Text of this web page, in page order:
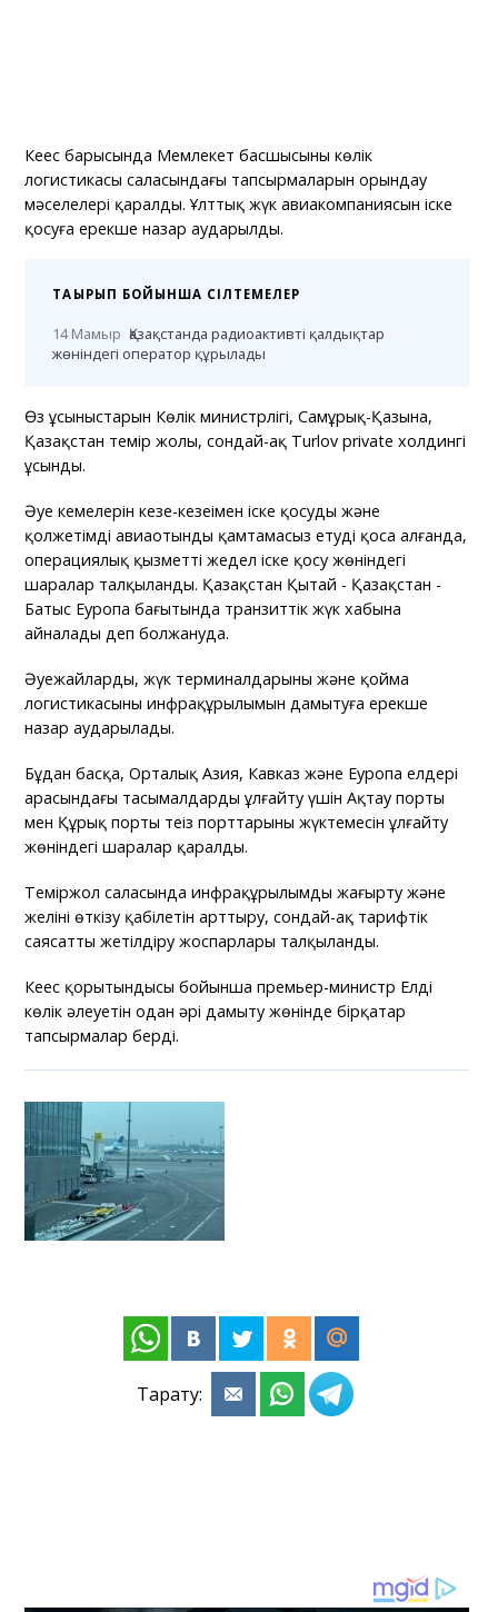
Кеңес барысында Мемлекет басшысының көлік
логистикасы саласындағы тапсырмаларын орындау
мәселелері қаралды. Ұлттық жүк авиакомпаниясын іске
қосуға ерекше назар аударылды.
ТАҚЫРЫП БОЙЫНША СІЛТЕМЕЛЕР
14 Мамыр Қазақстанда радиоактивті қалдықтар
жөніндегі оператор құрылады
Өз ұсыныстарын Көлік министрлігі, Самұрық-Қазына,
Қазақстан темір жолы, сондай-ақ Turlov private холдингі
ұсынды.
Әуе кемелерін кезең-кезеңімен іске қосуды және
қолжетімді авиаотынды қамтамасыз етуді қоса алғанда,
операциялық қызметті жедел іске қосу жөніндегі
шаралар талқыланды. Қазақстан Қытай - Қазақстан -
Батыс Еуропа бағытында транзиттік жүк хабына
айналады деп болжануда.
Әуежайлардың, жүк терминалдарының және қойма
логистикасының инфрақұрылымын дамытуға ерекше
назар аударылады.
Бұдан басқа, Орталық Азия, Кавказ және Еуропа елдері
арасындағы тасымалдарды ұлғайту үшін Ақтау порты
мен Құрық порты теңіз порттарының жүктемесін ұлғайту
жөніндегі шаралар қаралды.
Теміржол саласында инфрақұрылымды жаңғырту және
желінің өткізу қабілетін арттыру, сондай-ақ тарифтік
саясатты жетілдіру жоспарлары талқыланды.
Кеңес қорытындысы бойынша премьер-министр Елдің
көлік әлеуетін одан әрі дамыту жөнінде бірқатар
тапсырмалар берді.
Тарату: